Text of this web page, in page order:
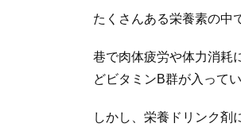
たくさんある栄養素の中
巷で肉体疲労や体力消耗
どビタミンB群が入ってい
しかし、栄養ドリンク剤